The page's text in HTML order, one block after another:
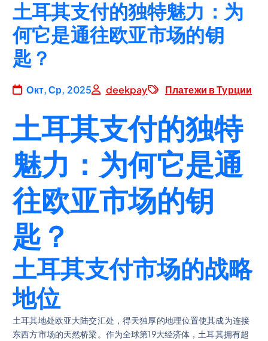
土耳其支付的独特魅力：为
何它是通往欧亚市场的钥
匙？
Окт, Ср, 2025 deekpay Платежи в Турции
土耳其支付的独特
魅力：为何它是通
往欧亚市场的钥
匙？
土耳其支付市场的战略
地位
土耳其地处欧亚大陆交汇处，得天独厚的地理位置使其成为连接
东西方市场的天然桥梁。作为全球第19大经济体，土耳其拥有超